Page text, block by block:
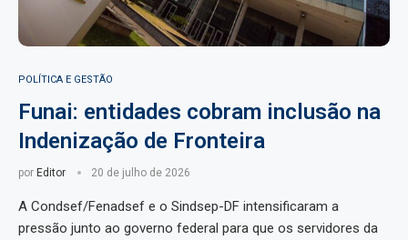
POLÍTICA E GESTÃO
Funai: entidades cobram inclusão na
Indenização de Fronteira
por Editor 20 de julho de 2026
A Condsef/Fenadsef e o Sindsep-DF intensificaram a
pressão junto ao governo federal para que os servidores da